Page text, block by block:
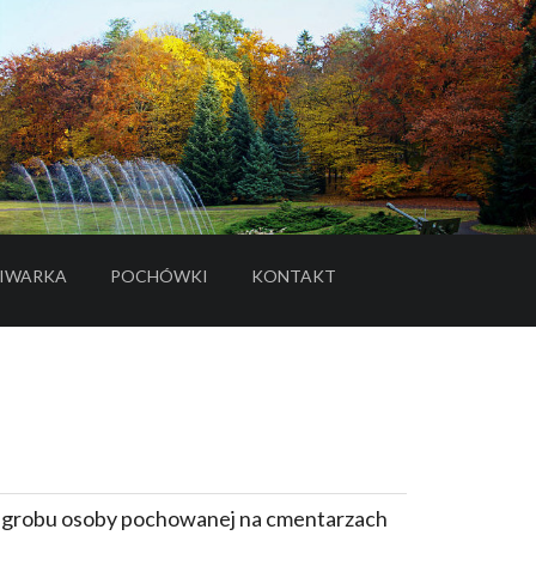
POCHÓWKI
- LINK DO SERWISU ZEWNĘTRZNEGO
KONTAKT
osoby pochowanej na cmentarzach